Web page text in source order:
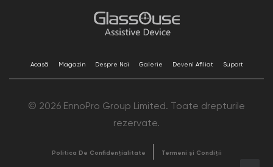
Acasă Magazin Despre Noi Galerie Deveni Afiliat Suport
© 2026 EnnoPro Group Limited. Toate drepturile
rezervate.
Politica De Confidențialitate Termeni și Condiții